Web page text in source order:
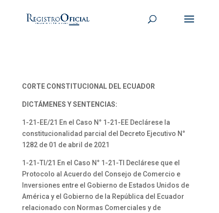
CORTE CONSTITUCIONAL DEL ECUADOR
DICTÁMENES Y SENTENCIAS:
1-21-EE/21 En el Caso N° 1-21-EE Declárese la
constitucionalidad parcial del Decreto Ejecutivo N°
1282 de 01 de abril de 2021
1-21-TI/21 En el Caso N° 1-21-TI Declárese que el
Protocolo al Acuerdo del Consejo de Comercio e
Inversiones entre el Gobierno de Estados Unidos de
América y el Gobierno de la República del Ecuador
relacionado con Normas Comerciales y de